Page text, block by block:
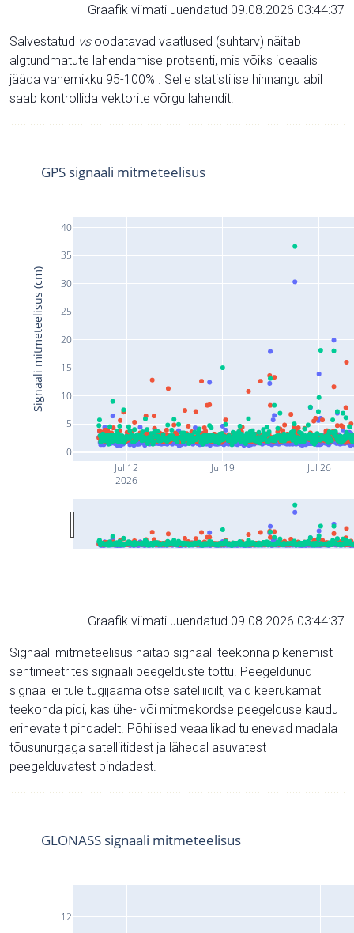
Graafik viimati uuendatud 09.08.2026 03:44:37
Salvestatud vsoodatavad vaatlused (suhtarv) näitab
algtundmatute lahendamise protsenti, mis võiks ideaalis
jääda vahemikku 95-100% . Selle statistilise hinnangu abil
saab kontrollida vektorite võrgu lahendit.
Jul 12
2026
Jul 19 Jul 26
0
5
10
15
20
25
30
35
40
GPS signaali mitmeteelisus
Signaali mitmeteelisus (cm)
Graafik viimati uuendatud 09.08.2026 03:44:37
Signaali mitmeteelisus näitab signaali teekonna pikenemist
sentimeetrites signaali peegelduste tõttu. Peegeldunud
signaal ei tule tugijaama otse satelliidilt, vaid keerukamat
teekonda pidi, kas ühe- või mitmekordse peegelduse kaudu
erinevatelt pindadelt. Põhilised veaallikad tulenevad madala
tõusunurgaga satelliitidest ja lähedal asuvatest
peegelduvatest pindadest.
12
GLONASS signaali mitmeteelisus